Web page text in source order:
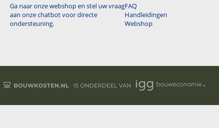
Ga naar onze webshop en stel uw vraag
aan onze chatbot voor directe
ondersteuning.
FAQ
Handleidingen
Webshop